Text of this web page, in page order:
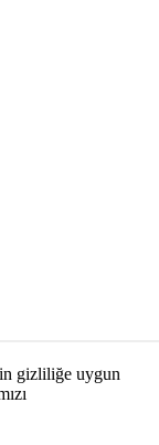
gizliliğe uygun